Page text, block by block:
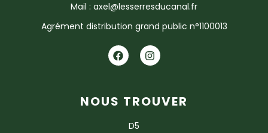
Mail : axel@lesserresducanal.fr
Agrément distribution grand public n°1100013
NOUS TROUVER
D5